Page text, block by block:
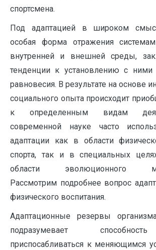
спортсмена.
Под адаптацией в широком
особая форма отражения
внутренней и внешней среды,
тенденции к установлению с ними
равновесия. В результате на основе
социального опыта происходит
к определенным видам
современной науке часто
адаптации как в области
спорта, так и в специальных
области эволюционного
Рассмотрим подробнее вопрос
физического воспитания.
Адаптационные резервы
подразумевает
приспосабливаться к меняющимся